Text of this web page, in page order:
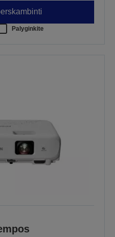
Palyginkite